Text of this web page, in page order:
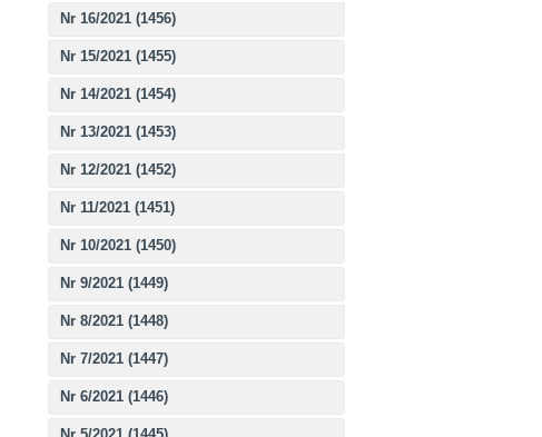
Nr 16/2021 (1456)
Nr 15/2021 (1455)
Nr 14/2021 (1454)
Nr 13/2021 (1453)
Nr 12/2021 (1452)
Nr 11/2021 (1451)
Nr 10/2021 (1450)
Nr 9/2021 (1449)
Nr 8/2021 (1448)
Nr 7/2021 (1447)
Nr 6/2021 (1446)